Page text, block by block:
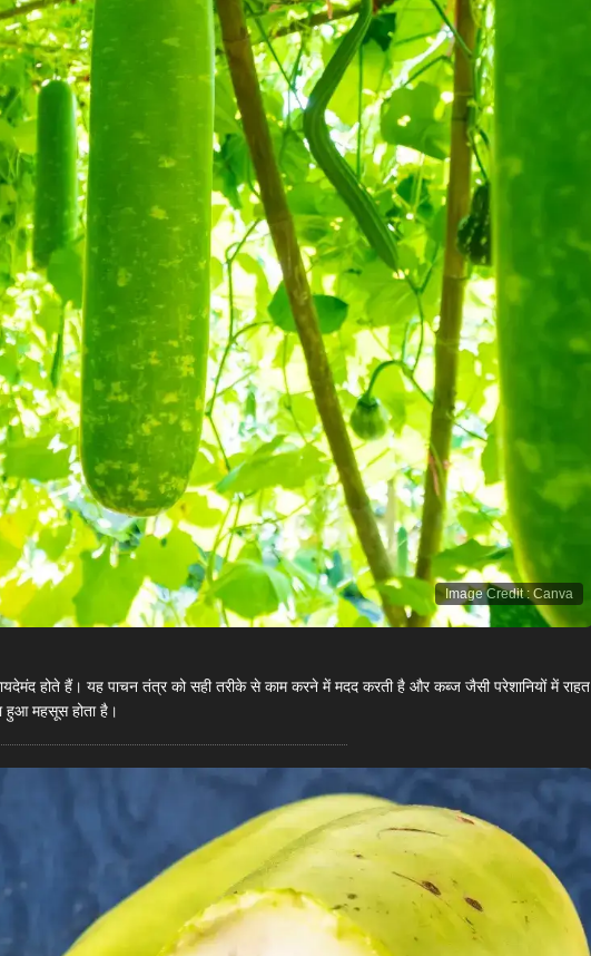
Image Credit: Canva
होते हैं। यह पाचन तंत्र को सही तरीके से काम करने में मदद करती है और कब्ज जैसी परेशानियों में राहत
महसूस होता है।